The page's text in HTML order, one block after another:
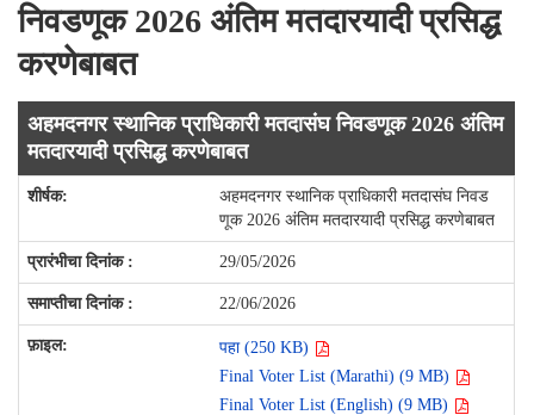
निवडणूक 2026 अंतिम मतदारयादी प्रसिद्ध
करणेबाबत
अहमदनगर स्थानिक प्राधिकारी मतदासंघ निवडणूक 2026 अंतिम
मतदारयादी प्रसिद्ध करणेबाबत
अहमदनगर स्थानिक प्राधिकारी मतदासंघ निवड
णूक 2026 अंतिम मतदारयादी प्रसिद्ध करणेबाबत
29/05/2026
22/06/2026
पहा (250 KB)
Final Voter List (Marathi) (9 MB)
Final Voter List (English) (9 MB)